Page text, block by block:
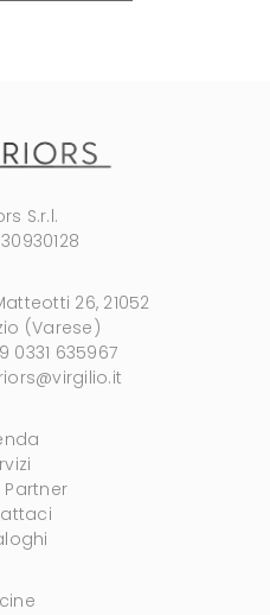
S.r.l.
26, 21052
(Varese)
0331 635967
Partner